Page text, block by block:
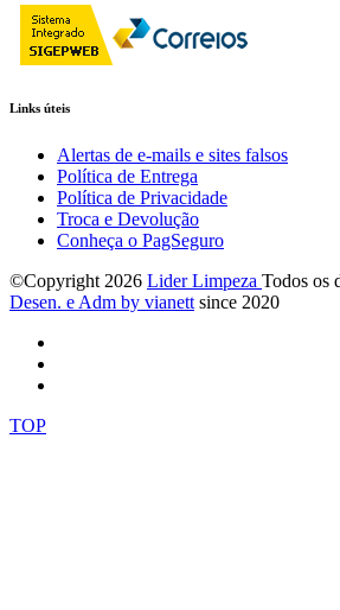
Links úteis
Alertas de e-mails e sites falsos
Política de Entrega
Política de Privacidade
Troca e Devolução
Conheça o PagSeguro
©Copyright 2026 Lider Limpeza Todos os
Desen. e Adm by vianett since 2020
TOP